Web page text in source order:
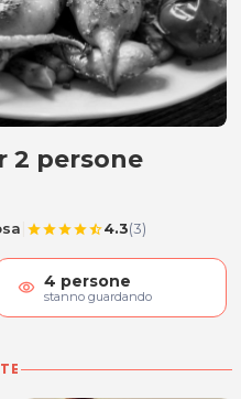
2 persone
2 persone
starstarstarstarstar_half4.3(3)
visibility 4 persone
stanno guardando